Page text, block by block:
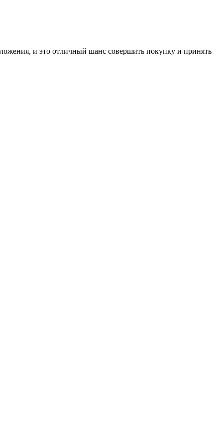
и это отличный шанс совершить покупку и принять